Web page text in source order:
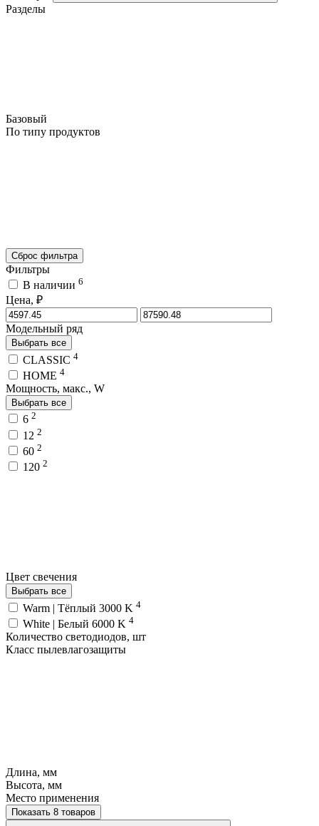
Разделы
Базовый
По типу продуктов
Сброс фильтра
Фильтры
В наличии 6
Цена, ₽
Модельный ряд
Выбрать все
CLASSIC 4
HOME 4
Мощность, макс., W
Выбрать все
6 2
12 2
60 2
120 2
Цвет свечения
Выбрать все
Warm | Тёплый 3000 K 4
White | Белый 6000 K 4
Количество светодиодов, шт
Класс пылевлагозащиты
Длина, мм
Высота, мм
Место применения
Показать 8 товаров